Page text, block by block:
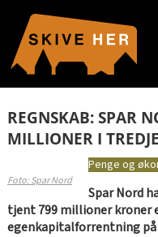
REGNSKAB: SPAR
MILLIONER I
Foto: Spar Nord
Penge og
Spar Nord
tjent 799 millioner kroner
egenkapitalforrentning på